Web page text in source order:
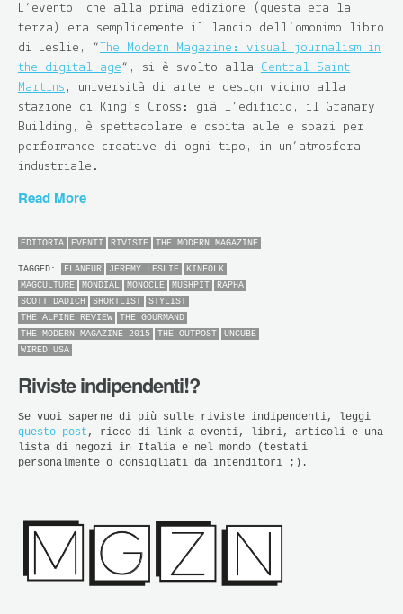
L’evento, che alla prima edizione (questa era la
terza) era semplicemente il lancio dell’omonimo libro
di Leslie, “The Modern Magazine: visual journalism in
the digital age“, si è svolto alla Central Saint
Martins , università di arte e design vicino alla
stazione di King’s Cross: già l’edificio, il Granary
Building, è spettacolare e ospita aule e spazi per
performance creative di ogni tipo, in un’atmosfera
industriale.
Read More
EDITORIA EVENTI RIVISTE THE MODERN MAGAZINE
TAGGED: FLANEUR JEREMY LESLIE
KINFOLK
MAGCULTURE
MONDIAL MONOCLE MUSHPIT
RAPHA
SCOTT DADICH
SHORTLIST
STYLIST
THE ALPINE REVIEW
THE GOURMAND
THE MODERN MAGAZINE 2015
THE OUTPOST
UNCUBE
WIRED USA
Riviste indipendenti!?
Se vuoi saperne di più sulle riviste indipendenti, leggi
questo post , ricco di link a eventi, libri, articoli e una
lista di negozi in Italia e nel mondo (testati
personalmente o consigliati da intenditori ;).